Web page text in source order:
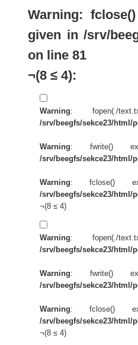
Warning:
given in /srv/
on line 81
¬(8 ≤ 4):
Warning: fopen(./
/srv/beegfs/sekce23/html/
Warning: fwrite()
/srv/beegfs/sekce23/html/
Warning: fclose()
/srv/beegfs/sekce23/html/
¬(8 ≤ 4)
Warning: fopen(./
/srv/beegfs/sekce23/html/
Warning: fwrite()
/srv/beegfs/sekce23/html/
Warning: fclose()
/srv/beegfs/sekce23/html/
¬(8 ≤ 4)